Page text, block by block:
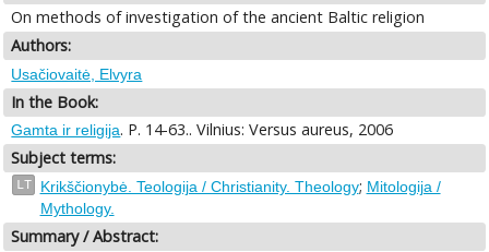
On methods of investigation of the ancient Baltic religion
Authors:
Usačiovaitė, Elvyra
In the Book:
Gamta ir religija. P. 14-63.. Vilnius: Versus aureus, 2006
Subject terms:
LT Krikščionybė. Teologija / Christianity. Theology; Mitologija /
Mythology.
Summary / Abstract: